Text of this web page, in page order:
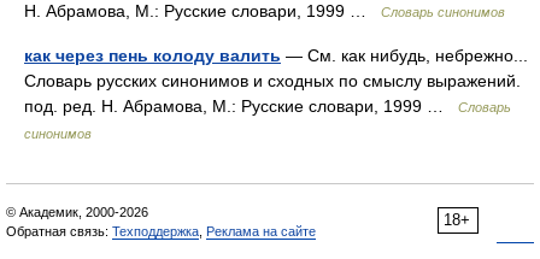
Н. Абрамова, М.: Русские словари, 1999 …
Словарь синонимов
как через пень колоду валить — См. как нибудь, небрежно...
Словарь русских синонимов и сходных по смыслу выражений.
под. ред. Н. Абрамова, М.: Русские словари, 1999 …
Словарь
синонимов
18+
© Академик, 2000-2026
Обратная связь: Техподдержка Реклама на сайте